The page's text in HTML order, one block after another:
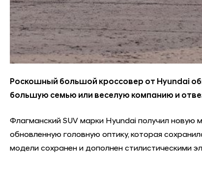
Роскошный большой кроссовер от Hyundai
большую семью или веселую компанию и
Флагманский SUV марки Hyundai получил новую
обновленную головную оптику, которая
модели сохранен и дополнен стилистическими